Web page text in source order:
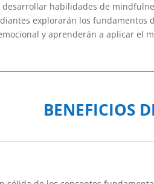
habilidades de
explorarán los
y aprenderán a aplicar el
BENEFICIOS